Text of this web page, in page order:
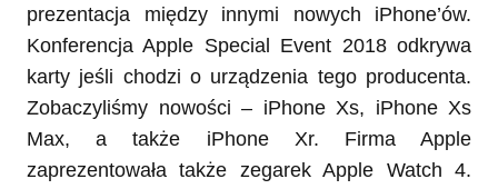
prezentacja między innymi nowych iPhone’ów.
Konferencja Apple Special Event 2018 odkrywa
karty jeśli chodzi o urządzenia tego producenta.
Zobaczyliśmy nowości – iPhone Xs, iPhone Xs
Max, a także iPhone Xr. Firma Apple
zaprezentowała także zegarek Apple Watch 4.